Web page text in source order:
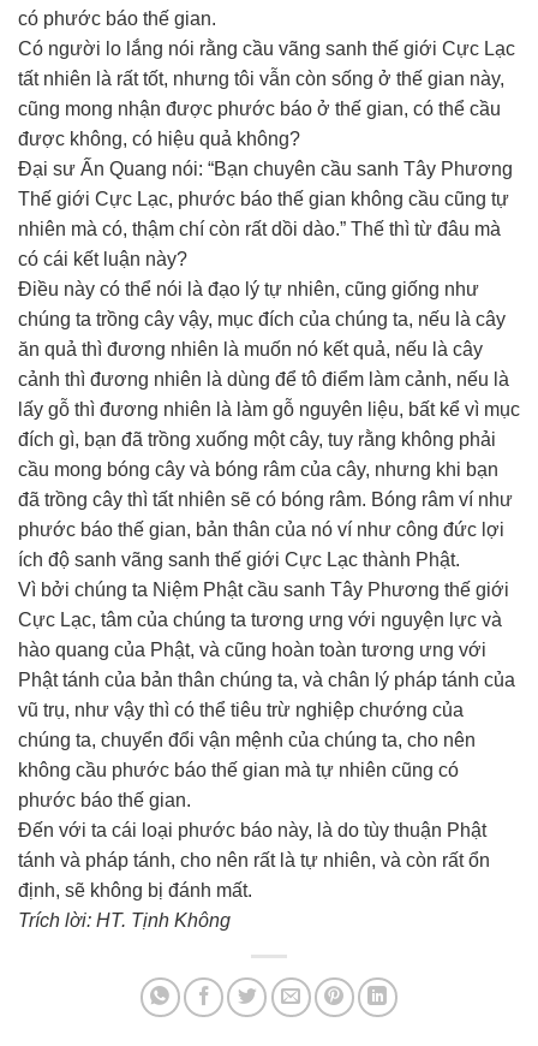
có phước báo thế gian.
Có người lo lắng nói rằng cầu vãng sanh thế giới Cực Lạc
tất nhiên là rất tốt, nhưng tôi vẫn còn sống ở thế gian này,
cũng mong nhận được phước báo ở thế gian, có thể cầu
được không, có hiệu quả không?
Đại sư Ấn Quang nói: “Bạn chuyên cầu sanh Tây Phương
Thế giới Cực Lạc, phước báo thế gian không cầu cũng tự
nhiên mà có, thậm chí còn rất dồi dào.” Thế thì từ đâu mà
có cái kết luận này?
Điều này có thể nói là đạo lý tự nhiên, cũng giống như
chúng ta trồng cây vậy, mục đích của chúng ta, nếu là cây
ăn quả thì đương nhiên là muốn nó kết quả, nếu là cây
cảnh thì đương nhiên là dùng để tô điểm làm cảnh, nếu là
lấy gỗ thì đương nhiên là làm gỗ nguyên liệu, bất kể vì mục
đích gì, bạn đã trồng xuống một cây, tuy rằng không phải
cầu mong bóng cây và bóng râm của cây, nhưng khi bạn
đã trồng cây thì tất nhiên sẽ có bóng râm. Bóng râm ví như
phước báo thế gian, bản thân của nó ví như công đức lợi
ích độ sanh vãng sanh thế giới Cực Lạc thành Phật.
Vì bởi chúng ta Niệm Phật cầu sanh Tây Phương thế giới
Cực Lạc, tâm của chúng ta tương ưng với nguyện lực và
hào quang của Phật, và cũng hoàn toàn tương ưng với
Phật tánh của bản thân chúng ta, và chân lý pháp tánh của
vũ trụ, như vậy thì có thể tiêu trừ nghiệp chướng của
chúng ta, chuyển đổi vận mệnh của chúng ta, cho nên
không cầu phước báo thế gian mà tự nhiên cũng có
phước báo thế gian.
Đến với ta cái loại phước báo này, là do tùy thuận Phật
tánh và pháp tánh, cho nên rất là tự nhiên, và còn rất ổn
định, sẽ không bị đánh mất.
Trích lời: HT. Tịnh Không